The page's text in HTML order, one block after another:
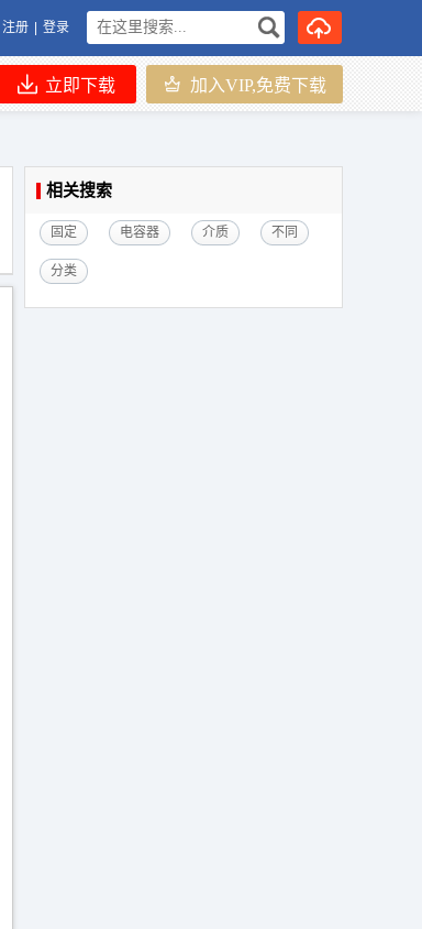
注册 登录
立即下载 加入VIP,免费下载
相关搜索
固定 电容器 介质 不同
分类